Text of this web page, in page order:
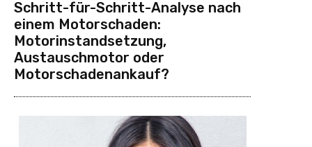
Schritt-für-Schritt-Analyse nach
einem Motorschaden:
Motorinstandsetzung,
Austauschmotor oder
Motorschadenankauf?